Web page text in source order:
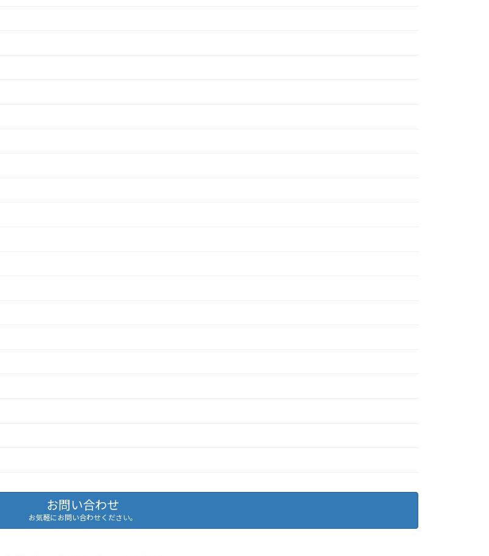
お問い合わせ
お気軽にお問い合わせください。